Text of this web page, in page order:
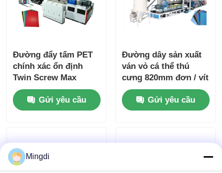
Đường đẩy tấm PET
chính xác ổn định
Twin Screw Max
Width 1550mm
Gửi yêu cầu
Đường dây sản xuất
ván vỏ cá thể thú
cưng 820mm đơn / vít
đôi
Gửi yêu cầu
Mingdi